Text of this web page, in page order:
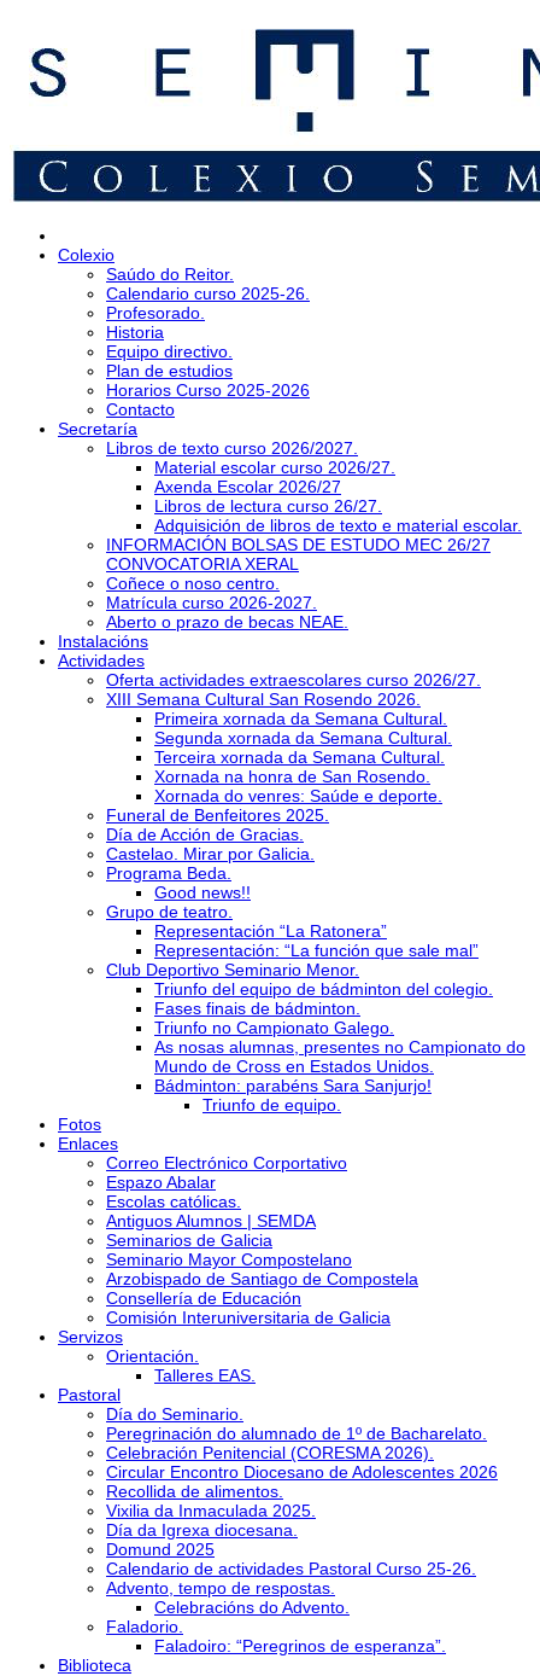
Colexio
Saúdo do Reitor.
Calendario curso 2025-26.
Profesorado.
Historia
Equipo directivo.
Plan de estudios
Horarios Curso 2025-2026
Contacto
Secretaría
Libros de texto curso 2026/2027.
Material escolar curso 2026/27.
Axenda Escolar 2026/27
Libros de lectura curso 26/27.
Adquisición de libros de texto e material escolar.
INFORMACIÓN BOLSAS DE ESTUDO MEC 26/27
CONVOCATORIA XERAL
Coñece o noso centro.
Matrícula curso 2026-2027.
Aberto o prazo de becas NEAE.
Instalacións
Actividades
Oferta actividades extraescolares curso 2026/27.
XIII Semana Cultural San Rosendo 2026.
Primeira xornada da Semana Cultural.
Segunda xornada da Semana Cultural.
Terceira xornada da Semana Cultural.
Xornada na honra de San Rosendo.
Xornada do venres: Saúde e deporte.
Funeral de Benfeitores 2025.
Día de Acción de Gracias.
Castelao. Mirar por Galicia.
Programa Beda.
Good news!!
Grupo de teatro.
Representación “La Ratonera”
Representación: “La función que sale mal”
Club Deportivo Seminario Menor.
Triunfo del equipo de bádminton del colegio.
Fases finais de bádminton.
Triunfo no Campionato Galego.
As nosas alumnas, presentes no Campionato do
Mundo de Cross en Estados Unidos.
Bádminton: parabéns Sara Sanjurjo!
Triunfo de equipo.
Fotos
Enlaces
Correo Electrónico Corportativo
Espazo Abalar
Escolas católicas.
Antiguos Alumnos | SEMDA
Seminarios de Galicia
Seminario Mayor Compostelano
Arzobispado de Santiago de Compostela
Consellería de Educación
Comisión Interuniversitaria de Galicia
Servizos
Orientación.
Talleres EAS.
Pastoral
Día do Seminario.
Peregrinación do alumnado de 1º de Bacharelato.
Celebración Penitencial (CORESMA 2026).
Circular Encontro Diocesano de Adolescentes 2026
Recollida de alimentos.
Vixilia da Inmaculada 2025.
Día da Igrexa diocesana.
Domund 2025
Calendario de actividades Pastoral Curso 25-26.
Advento, tempo de respostas.
Celebracións do Advento.
Faladorio.
Faladoiro: “Peregrinos de esperanza”.
Biblioteca